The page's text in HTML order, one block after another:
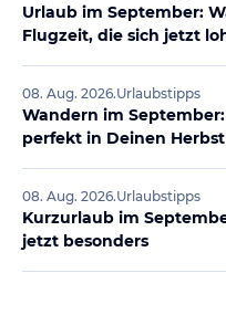
Urlaub im September:
Flugzeit, die sich jetzt
08. Aug. 2026.Urlaubstipps
Wandern im
perfekt in Deinen Herbst
08. Aug. 2026.Urlaubstipps
Kurzurlaub im
jetzt besonders